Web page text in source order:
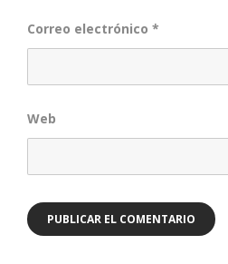
Correo electrónico *
Web